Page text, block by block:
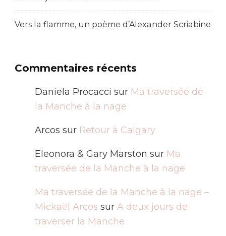
Vers la flamme, un poème d’Alexander Scriabine
Commentaires récents
Daniela Procacci sur Ma traversée de
la Manche à la nage
Arcos sur Retour à Calgary
Eleonora & Gary Marston sur Ma
traversée de la Manche à la nage
Ma traversée de la Manche à la nage –
Mickaël Arcos sur A deux jours de
traverser la Manche